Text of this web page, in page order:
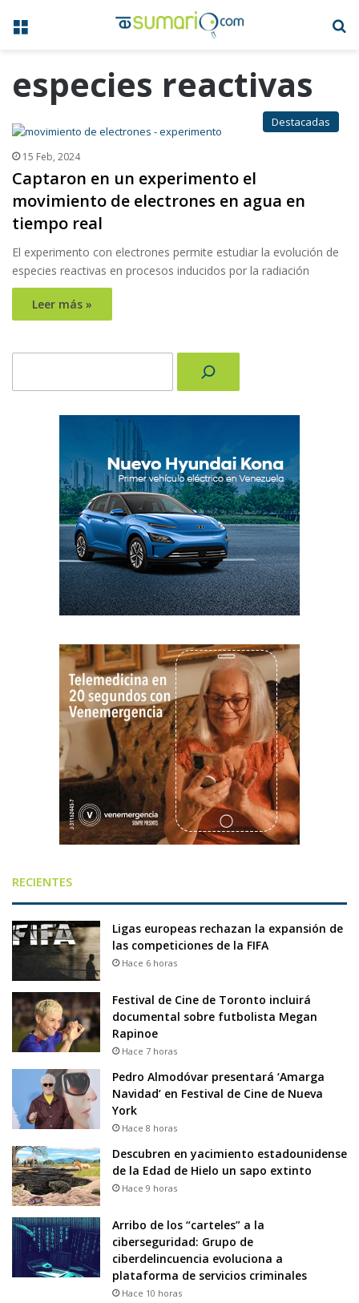
Menú
especies reactivas
Destacadas
15 Feb, 2024
Captaron en un experimento el
movimiento de electrones en agua en
tiempo real
El experimento con electrones permite estudiar la evolución de
especies reactivas en procesos inducidos por la radiación
Leer más »
RECIENTES
Ligas europeas rechazan la expansión de
las competiciones de la FIFA
Hace 6 horas
Festival de Cine de Toronto incluirá
documental sobre futbolista Megan
Rapinoe
Hace 7 horas
Pedro Almodóvar presentará ‘Amarga
Navidad’ en Festival de Cine de Nueva
York
Hace 8 horas
Descubren en yacimiento estadounidense
de la Edad de Hielo un sapo extinto
Hace 9 horas
Arribo de los “carteles” a la
ciberseguridad: Grupo de
ciberdelincuencia evoluciona a
plataforma de servicios criminales
Hace 10 horas